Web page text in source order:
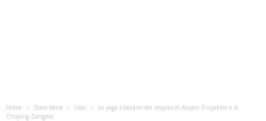
Home Stare bene Libri
Lo yoga tibetano del respiro di Anyen Rinpoche e A.
Choying Zangmo